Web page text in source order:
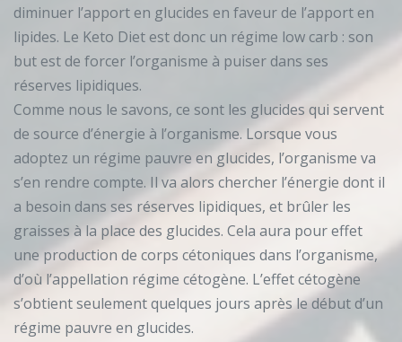
diminuer l’apport en glucides en faveur de l’apport en
lipides. Le Keto Diet est donc un régime low carb : son
but est de forcer l’organisme à puiser dans ses
réserves lipidiques.
Comme nous le savons, ce sont les glucides qui servent
de source d’énergie à l’organisme. Lorsque vous
adoptez un régime pauvre en glucides, l’organisme va
s’en rendre compte. Il va alors chercher l’énergie dont il
a besoin dans ses réserves lipidiques, et brûler les
graisses à la place des glucides. Cela aura pour effet
une production de corps cétoniques dans l’organisme,
d’où l’appellation régime cétogène. L’effet cétogène
s’obtient seulement quelques jours après le début d’un
régime pauvre en glucides.